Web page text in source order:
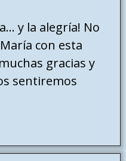
y la alegría! No
con esta
gracias y
sentiremos